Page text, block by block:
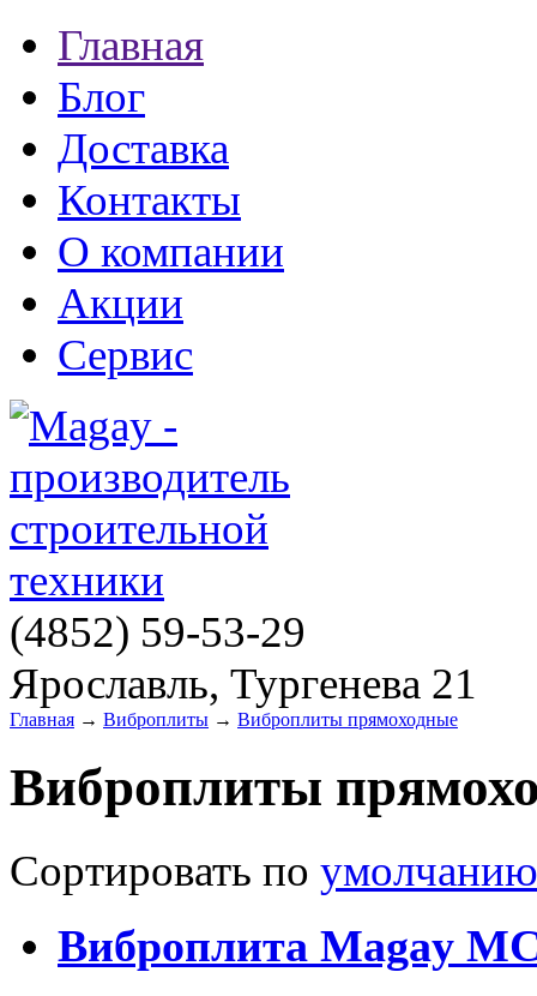
Главная
Блог
Доставка
Контакты
О компании
Акции
Сервис
(4852) 59-53-29
Ярославль, Тургенева 21
Главная → Виброплиты → Виброплиты прямоходные
Виброплиты
Сортировать по умолчанию
Виброплита Magay